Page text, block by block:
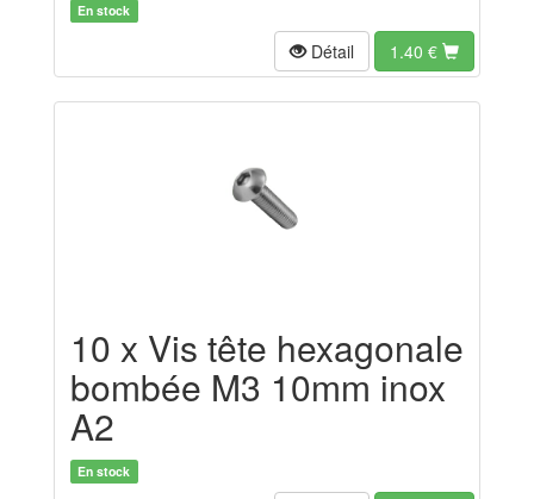
En stock
Détail 1.40 €
10 x Vis tête hexagonale
bombée M3 10mm inox
A2
En stock